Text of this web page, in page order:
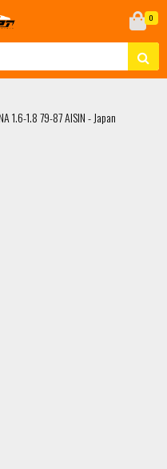
0
1.6-1.8 79-87 AISIN - Japan